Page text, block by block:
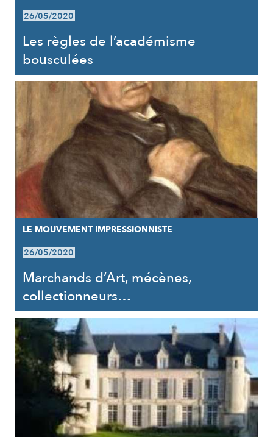
26/05/2020
Les règles de l’académisme
bousculées
LE MOUVEMENT IMPRESSIONNISTE
26/05/2020
Marchands d’Art, mécènes,
collectionneurs…